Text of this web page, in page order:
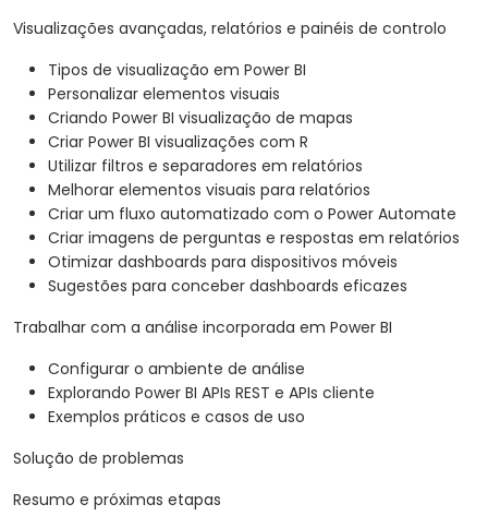
Visualizações avançadas, relatórios e painéis de controlo
Tipos de visualização em Power BI
Personalizar elementos visuais
Criando Power BI visualização de mapas
Criar Power BI visualizações com R
Utilizar filtros e separadores em relatórios
Melhorar elementos visuais para relatórios
Criar um fluxo automatizado com o Power Automate
Criar imagens de perguntas e respostas em relatórios
Otimizar dashboards para dispositivos móveis
Sugestões para conceber dashboards eficazes
Trabalhar com a análise incorporada em Power BI
Configurar o ambiente de análise
Explorando Power BI APIs REST e APIs cliente
Exemplos práticos e casos de uso
Solução de problemas
Resumo e próximas etapas